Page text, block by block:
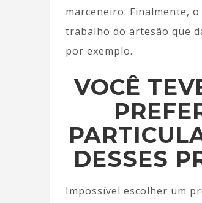
marceneiro. Finalmente,
trabalho do artesão que
por exemplo.
VOCÊ
DESSES
Impossível escolher um